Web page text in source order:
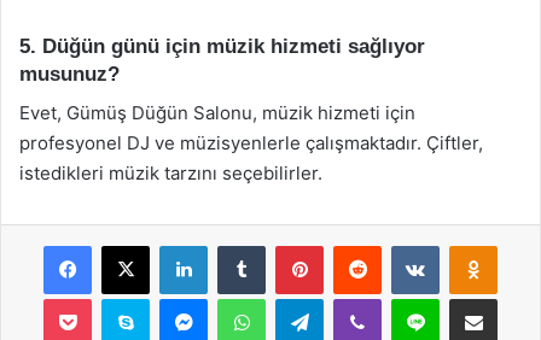
5. Düğün günü için müzik hizmeti sağlıyor
musunuz?
Evet, Gümüş Düğün Salonu, müzik hizmeti için
profesyonel DJ ve müzisyenlerle çalışmaktadır. Çiftler,
istedikleri müzik tarzını seçebilirler.
Facebook
X LinkedInTumblr PinterestReddit VKontakte
Pocket Skype MessengerWhatsAppTelegramViber Line E-Posta ile